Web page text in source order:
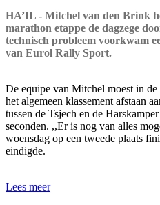
HA’IL - Mitchel van den Brink
marathon etappe de dagzege
technisch probleem voorkwam
van Eurol Rally Sport.
De equipe van Mitchel moest in
het algemeen klassement afstaan
tussen de Tsjech en de
seconden. ,,Er is nog van alles
woensdag op een tweede plaats
eindigde.
Lees meer